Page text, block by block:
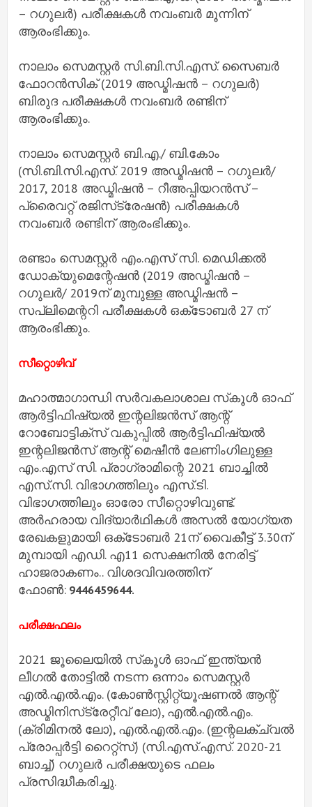
– റഗുലർ) പരീക്ഷകൾ നവംബർ മൂന്നിന്
ആരംഭിക്കും.
നാലാം സെമസ്റ്റർ സി.ബി.സി.എസ്. സൈബർ
ഫോറൻസിക് (2019 അഡ്മിഷൻ – റഗുലർ)
ബിരുദ പരീക്ഷകൾ നവംബർ രണ്ടിന്
ആരംഭിക്കും.
നാലാം സെമസ്റ്റർ ബി.എ./ ബി.കോം
(സി.ബി.സി.എസ്. 2019 അഡ്മിഷൻ – റഗുലർ/
2017, 2018 അഡ്മിഷൻ – റീഅപ്പിയറൻസ് –
പ്രൈവറ്റ് രജിസ്‌ട്രേഷൻ) പരീക്ഷകൾ
നവംബർ രണ്ടിന് ആരംഭിക്കും.
രണ്ടാം സെമസ്റ്റർ എം.എസ് സി. മെഡിക്കൽ
ഡോക്യുമെന്റേഷൻ (2019 അഡ്മിഷൻ –
റഗുലർ/ 2019ന് മുമ്പുള്ള അഡ്മിഷൻ –
സപ്ലിമെന്ററി പരീക്ഷകൾ ഒക്‌ടോബർ 27 ന്
ആരംഭിക്കും.
സീറ്റൊഴിവ്
മഹാത്മാഗാന്ധി സർവകലാശാല സ്‌കൂൾ ഓഫ്
ആർട്ടിഫിഷ്യൽ ഇന്റലിജൻസ് ആന്റ്
റോബോട്ടിക്‌സ് വകുപ്പിൽ ആർട്ടിഫിഷ്യൽ
ഇന്റലിജൻസ് ആന്റ് മെഷീൻ ലേണിംഗിലുള്ള
എം.എസ് സി. പ്രാഗ്രാമിന്റെ 2021 ബാച്ചിൽ
എസ്.സി. വിഭാഗത്തിലും എസ്.ടി.
വിഭാഗത്തിലും ഓരോ സീറ്റൊഴിവുണ്ട്.
അർഹരായ വിദ്യാർഥികൾ അസൽ യോഗ്യത
രേഖകളുമായി ഒക്‌ടോബർ 21ന് വൈകീട്ട് 3.30ന്
മുമ്പായി എഡി. എ11 സെക്ഷനിൽ നേരിട്ട്
ഹാജരാകണം.. വിശദവിവരത്തിന്
ഫോൺ: 9446459644.
പരീക്ഷഫലം
2021 ജൂലൈയിൽ സ്‌കൂൾ ഓഫ് ഇന്ത്യൻ
ലീഗൽ തോട്ടിൽ നടന്ന ഒന്നാം സെമസ്റ്റർ
എൽ.എൽ.എം. (കോൺസ്റ്റിറ്റ്യൂഷണൽ ആന്റ്
അഡ്മിനിസ്‌ട്രേറ്റീവ് ലോ), എൽ.എൽ.എം.
(ക്രിമിനൽ ലോ), എൽ.എൽ.എം. (ഇന്റലക്ച്വൽ
പ്രോപ്പർട്ടി റൈറ്റ്‌സ്) (സി.എസ്.എസ്. 2020-21
ബാച്ച്) റഗുലർ പരീക്ഷയുടെ ഫലം
പ്രസിദ്ധീകരിച്ചു.